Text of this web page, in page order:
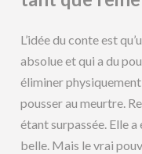
L’idée du conte est
absolue et qui a du
éliminer
pousser au meurtre.
étant surpassée. Elle
belle. Mais le vrai